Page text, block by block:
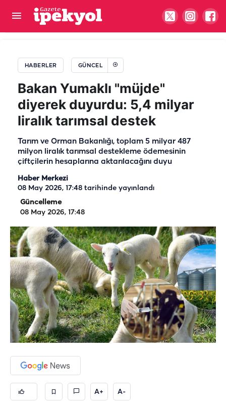
HABERLER GÜNCEL
Bakan Yumaklı "müjde"
diyerek duyurdu: 5,4 milyar
liralık tarımsal destek
Tarım ve Orman Bakanlığı, toplam 5 milyar 487
milyon liralık tarımsal destekleme ödemesinin
çiftçilerin hesaplarına aktarılacağını duyu
Haber Merkezi
08 May 2026, 17:48 tarihinde yayınlandı
Güncelleme
08 May 2026, 17:48
A+ A-
Şanlıurfa’da deprem hissi uyandıran gürültü!